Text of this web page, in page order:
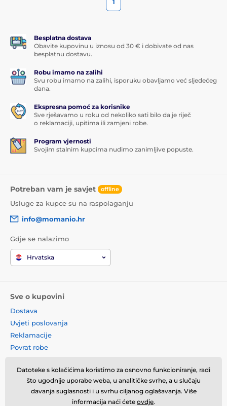
1
Besplatna dostava
Obavite kupovinu u iznosu od 30 € i dobivate od nas
besplatnu dostavu.
Robu imamo na zalihi
Svu robu imamo na zalihi, isporuku obavljamo već sljedećeg
dana.
Ekspresna pomoć za korisnike
Sve rješavamo u roku od nekoliko sati bilo da je riječ
o reklamaciji, upitima ili zamjeni robe.
Program vjernosti
Svojim stalnim kupcima nudimo zanimljive popuste.
Potreban vam je savjet offline
Usluge za kupce su na raspolaganju
info@momanio.hr
Gdje se nalazimo
Hrvatska
Sve o kupovini
Dostava
Uvjeti poslovanja
Reklamacije
Povrat robe
Načela o korištenju kolačića
Kontaktne informacije
Informacije o obradi osobnih
Datoteke s kolačićima koristimo za osnovno funkcioniranje, radi
što ugodnije uporabe weba, u analitičke svrhe, a u slučaju
davanja suglasnosti i u svrhu ciljanog oglašavanja. Više
informacija naći ćete ovdje.